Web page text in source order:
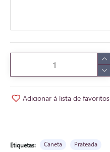
Adicionar à lista de favoritos
Etiquetas: Caneta Prateada